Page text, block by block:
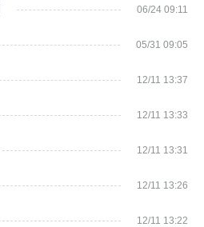
06/24 09:11
05/31 09:05
12/11 13:37
12/11 13:33
12/11 13:31
12/11 13:26
12/11 13:22